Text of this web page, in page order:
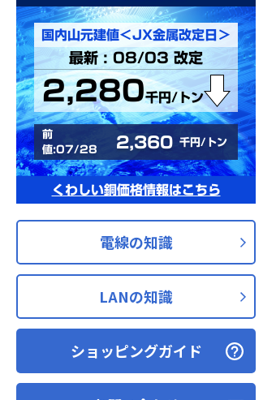
国内山元建値＜JX金属改定日＞
最新 : 08/03 改定
2,280千円/トン
前
値:07/28
2,360 千円/トン
くわしい銅価格情報はこちら
電線の知識
LANの知識
ショッピングガイド